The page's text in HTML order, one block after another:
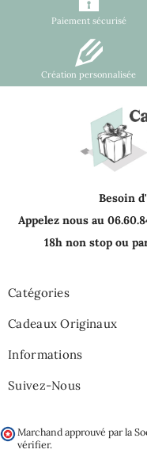
Paiement sécurisé
Création personnalisée
Besoin
Appelez nous au
18h non stop ou
Catégories
Cadeaux Originaux
Informations
Suivez-Nous
Marchand approuvé par la
vérifier.